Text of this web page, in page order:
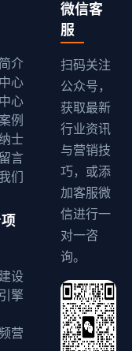
介
心
心
例
士
言
们
设
擎
营
微信客
服
扫码关注
公众号，
获取最新
行业资讯
与营销技
巧，或添
加客服微
信进行一
对一咨
询。